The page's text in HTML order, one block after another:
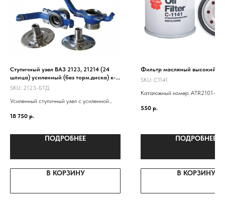
Ступичный узел ВАЗ 2123, 21214 (24
шлица) усиленный (без торм.диска) к-т
на машину
SKU: 2123-БТД
Усиленный ступичный узел с усиленной
от грузовика "Ивеко"
18 750 р.
ПОДРОБНЕЕ
В КОРЗИНУ
Фильтр масляный высокий
SKU: C1141
Каталожный номер: ATR2101-
21010101200583 NF-
550 р.
ПОДРОБНЕЕ
В КОРЗИНУ